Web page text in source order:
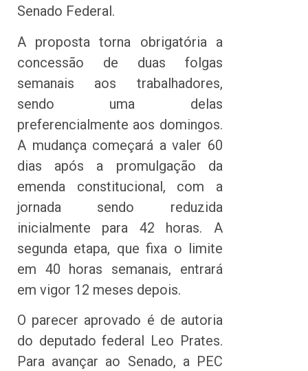
Senado Federal.
A proposta torna obrigatória a
concessão de duas folgas
semanais aos trabalhadores,
sendo uma delas
preferencialmente aos domingos.
A mudança começará a valer 60
dias após a promulgação da
emenda constitucional, com a
jornada sendo reduzida
inicialmente para 42 horas. A
segunda etapa, que fixa o limite
em 40 horas semanais, entrará
em vigor 12 meses depois.
O parecer aprovado é de autoria
do deputado federal Leo Prates.
Para avançar ao Senado, a PEC